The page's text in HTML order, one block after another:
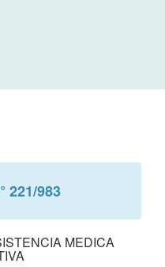
221/983
MEDICA